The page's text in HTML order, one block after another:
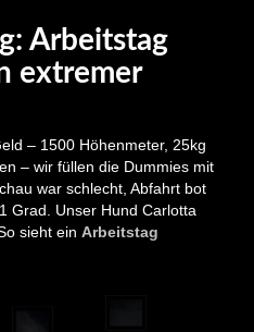
Arbeitstag
extremer
– 1500 Höhenmeter, 25kg
– wir füllen die Dummies mit
war schlecht, Abfahrt bot
Grad. Unser Hund Carlotta
sieht ein Arbeitstag